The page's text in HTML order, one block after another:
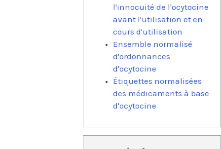
l'innocuité de l'ocytocine
avant l'utilisation et en
cours d'utilisation
Ensemble normalisé
d'ordonnances
d'ocytocine
Étiquettes normalisées
des médicaments à base
d'ocytocine